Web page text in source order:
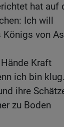
hat auf
Ich will
von
Kraft
ich bin
ihre
zu Boden